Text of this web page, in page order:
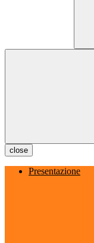
close
Presentazione